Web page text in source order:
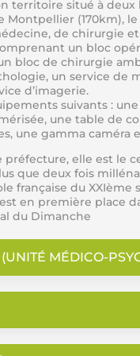
territoire situé à deux
(170km),
de chirurgie et
un bloc
bloc de chirurgie
un service de
d’imagerie.
suivants :
une table de
une gamma caméra
elle est le
que deux fois
française du XXIème
en première place
du Dimanche
MÉDICO-